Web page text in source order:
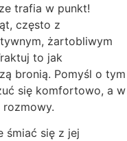
trafia w punkt!
często z
żartobliwym
to jak
bronią. Pomyśl o tym
się komfortowo, a w
śmiać się z jej